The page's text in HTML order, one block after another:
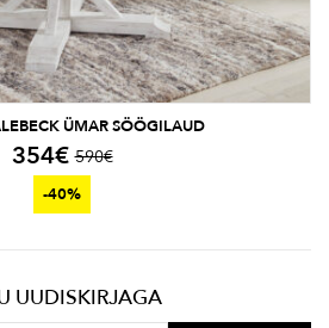
ÜMAR SÖÖGILAUD
590€
354€
-40%
UUDISKIRJAGA